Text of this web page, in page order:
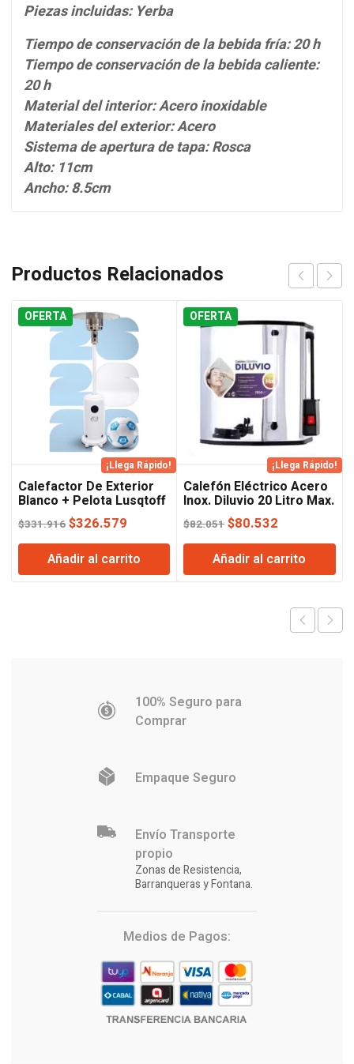
Piezas incluidas: Yerba
Tiempo de conservación de la bebida fría: 20 h
Tiempo de conservación de la bebida caliente:
20 h
Material del interior: Acero inoxidable
Materiales del exterior: Acero
Sistema de apertura de tapa: Rosca
Alto: 11cm
Ancho: 8.5cm
Productos Relacionados
OFERTA
¡Llega Rápido!
Calefactor De Exterior
Blanco + Pelota Lusqtoff
$331.916 El
precio
original
era:
$326.579
precio
actual
es:
Añadir al carrito
OFERTA
¡Llega Rápido!
Calefón Eléctrico Acero
Inox. Diluvio 20 Litro Max.
Indelplas
$82.051El
precio
original
era:
$80.532
precio
actual
es:
Añadir al carrito
100% Seguro para
Comprar
Empaque Seguro
Envío Transporte
propio
Zonas de Resistencia,
Barranqueras y Fontana.
Medios de Pagos: